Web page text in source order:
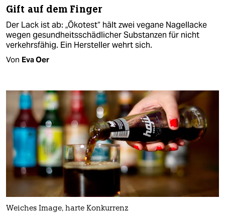
Gift auf dem Finger
Der Lack ist ab: „Ökotest“ hält zwei vegane Nagellacke
wegen gesundheitsschädlicher Substanzen für nicht
verkehrsfähig. Ein Hersteller wehrt sich.
Von Eva Oer
Weiches Image, harte Konkurrenz